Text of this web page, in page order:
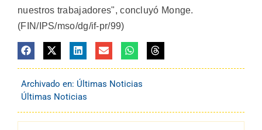
nuestros trabajadores", concluyó Monge.
(FIN/IPS/mso/dg/if-pr/99)
Archivado en: Últimas Noticias
Últimas Noticias